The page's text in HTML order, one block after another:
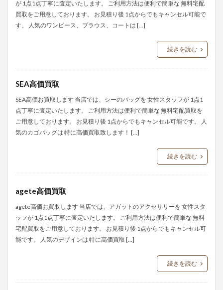
が 1点1点丁寧に査定いたします。 ご利用方法は便利で簡単な 無料宅配
買取をご用意しております。 お見積り後 1点からでもキャンセル可能で
す。 人気のワンピース、ブラウス、コートは […]
続きを読む
SEA高価買取
SEA高価お買取します 当店では、シーのバッグを 女性スタッフが 1点1
点丁寧に査定いたします。 ご利用方法は便利で簡単な 無料宅配買取を
ご用意しております。 お見積り後 1点からでもキャンセル可能です。 人
気のカゴバッグは 特に高価買取致します！ […]
続きを読む
agete高価買取
agete高価お買取します 当店では、アガットのアクセサリーを 女性スタ
ッフが 1点1点丁寧に査定いたします。 ご利用方法は便利で簡単な 無料
宅配買取をご用意しております。 お見積り後 1点からでもキャンセル可
能です。 人気のデザインは 特に高価買取 […]
続きを読む